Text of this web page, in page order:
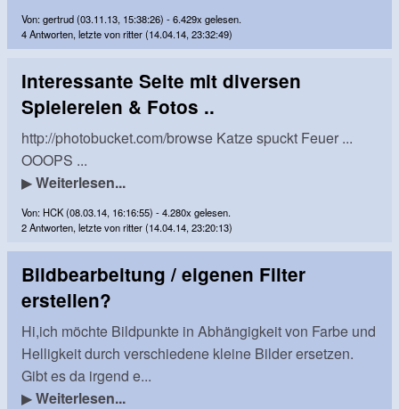
Von: gertrud (03.11.13, 15:38:26) - 6.429x gelesen.
4 Antworten, letzte von ritter (14.04.14, 23:32:49)
Interessante Seite mit diversen
Spielereien & Fotos ..
http://photobucket.com/browse Katze spuckt Feuer ...
OOOPS ...
▶Weiterlesen...
Von: HCK (08.03.14, 16:16:55) - 4.280x gelesen.
2 Antworten, letzte von ritter (14.04.14, 23:20:13)
Bildbearbeitung / eigenen Filter
erstellen?
Hi,ich möchte Bildpunkte in Abhängigkeit von Farbe und
Helligkeit durch verschiedene kleine Bilder ersetzen.
Gibt es da irgend e...
▶Weiterlesen...